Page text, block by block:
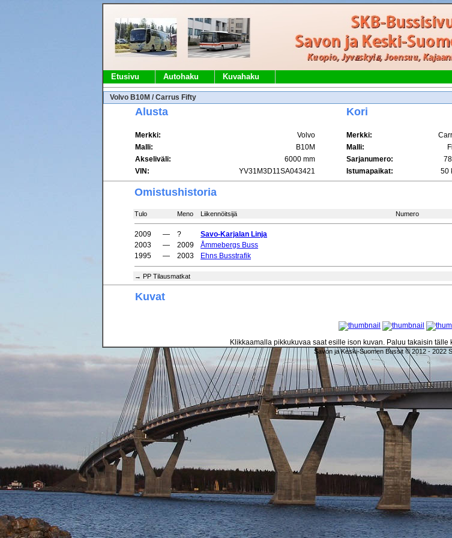
Etusivu Autohaku Kuvahaku
Volvo B10M / Carrus Fifty
Alusta Kori
Merkki: Volvo Merkki:
Malli:
B10M Malli:
Akseliväli:
6000 mm Sarjanumero:
VIN:
YV31M3D11SA043421 Istumapaikat: 50
Omistushistoria
Tulo Meno Liikennöitsijä Numero
2009 — ? Savo-Karjalan Linja
2003
— 2009
Åmmebergs Buss
1995
— 2003 Ehns Busstrafik
→ PP Tilausmatkat
Kuvat
Klikkaamalla pikkukuvaa saat esille ison kuvan. Paluu takaisin
Savon ja Keski-Suomen Bussit © 2012 - 2022